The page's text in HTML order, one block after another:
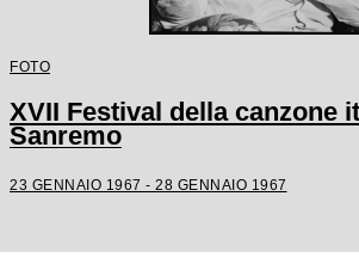
FOTO
XVII Festival della canzone
Sanremo
23 GENNAIO 1967 - 28 GENNAIO 1967